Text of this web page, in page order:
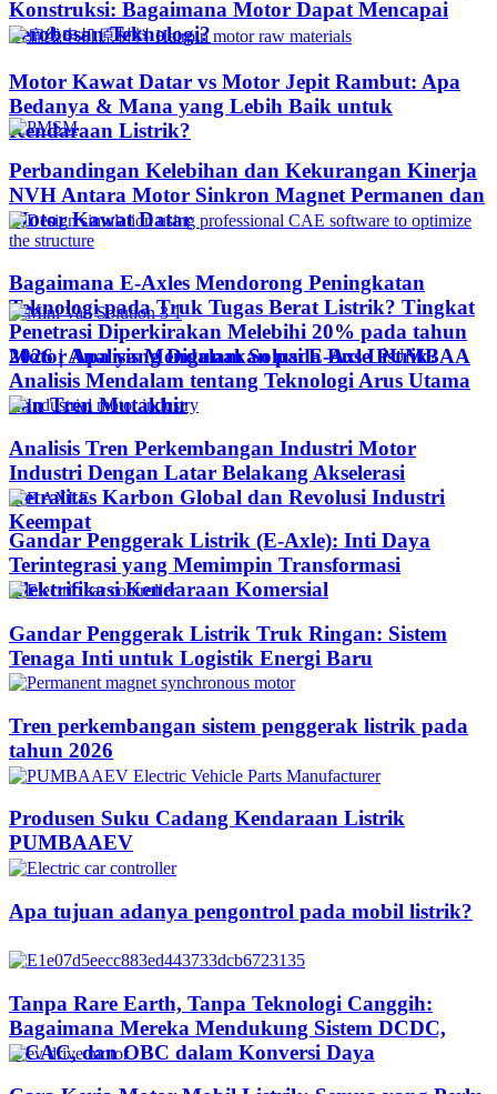
Konstruksi: Bagaimana Motor Dapat Mencapai
Terobosan Teknologi?​
Motor Kawat Datar vs Motor Jepit Rambut: Apa
Bedanya & Mana yang Lebih Baik untuk
Kendaraan Listrik?
Perbandingan Kelebihan dan Kekurangan Kinerja
NVH Antara Motor Sinkron Magnet Permanen dan
Motor Kawat Datar
Bagaimana E-Axles Mendorong Peningkatan
Teknologi pada Truk Tugas Berat Listrik? Tingkat
Penetrasi Diperkirakan Melebihi 20% pada tahun
2026 | Analisis Mendalam Solusi E-Axle PUMBAA
Motor Apa yang Digunakan pada Bus Listrik?
Analisis Mendalam tentang Teknologi Arus Utama
dan Tren Mutakhir
Analisis Tren Perkembangan Industri Motor
Industri Dengan Latar Belakang Akselerasi
Netralitas Karbon Global dan Revolusi Industri
Keempat
Gandar Penggerak Listrik (E-Axle): Inti Daya
Terintegrasi yang Memimpin Transformasi
Elektrifikasi Kendaraan Komersial
Gandar Penggerak Listrik Truk Ringan: Sistem
Tenaga Inti untuk Logistik Energi Baru
Tren perkembangan sistem penggerak listrik pada
tahun 2026
Produsen Suku Cadang Kendaraan Listrik
PUMBAAEV
Apa tujuan adanya pengontrol pada mobil listrik?
Tanpa Rare Earth, Tanpa Teknologi Canggih:
Bagaimana Mereka Mendukung Sistem DCDC,
DCAC, dan OBC dalam Konversi Daya